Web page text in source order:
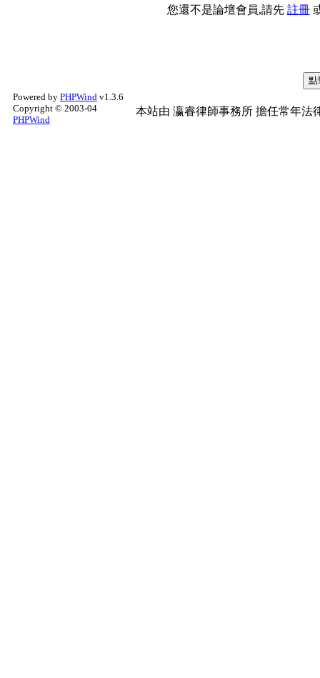
您還不是論壇會員,請先 註冊
Powered by PHPWind v1.3.6
Copyright © 2003-04
PHPWind
本站由 瀛睿律師事務所 擔任常年法